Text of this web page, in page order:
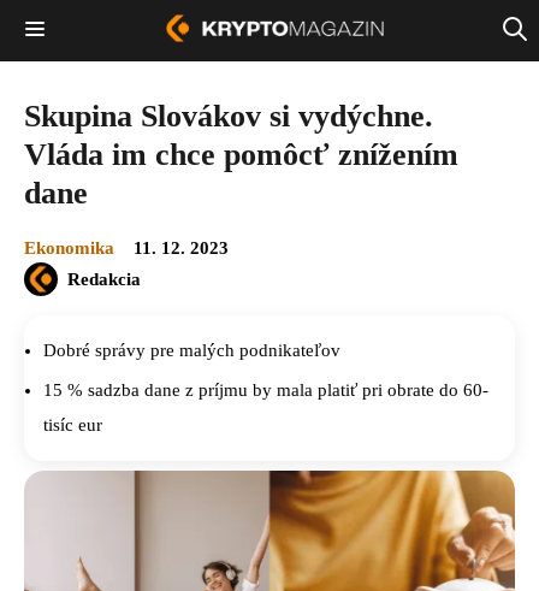
Skupina Slovákov si vydýchne.
Vláda im chce pomôcť znížením
dane
Ekonomika
11. 12. 2023
Redakcia
Dobré správy pre malých podnikateľov
15 % sadzba dane z príjmu by mala platiť pri obrate do 60-
tisíc eur